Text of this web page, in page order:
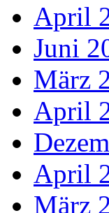
April
Juni
März
April
April
März